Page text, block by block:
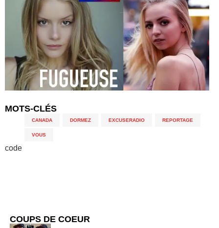
MOTS-CLÉS
CANADA DORMEZ EXCUSERADIO REPORTAGE
VOUS
code
COUPS DE COEUR